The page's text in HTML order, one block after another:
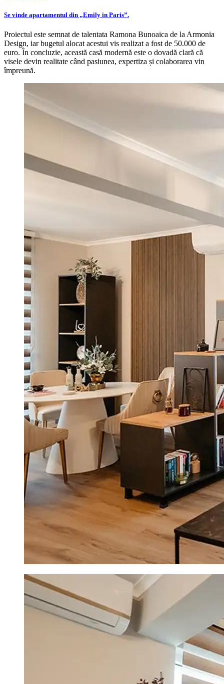
Se vinde apartamentul din „Emily in Paris”.
Proiectul este semnat de talentata Ramona Bunoaica de la Armonia
Design, iar bugetul alocat acestui vis realizat a fost de 50.000 de
euro. În concluzie, această casă modernă este o dovadă clară că
visele devin realitate când pasiunea, expertiza și colaborarea vin
împreună.